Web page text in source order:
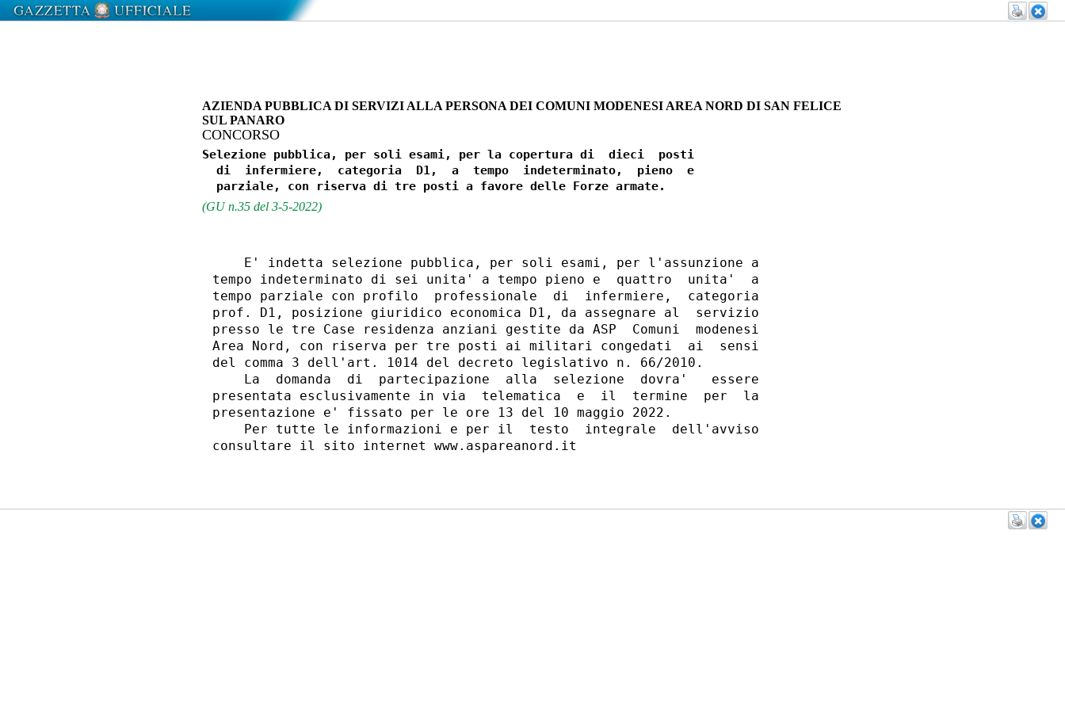
AZIENDA PUBBLICA DI SERVIZI ALLA PERSONA DEI COMUNI MODENESI AREA NORD DI SAN FELICE
SUL PANARO
CONCORSO
Selezione pubblica, per soli esami, per la copertura di  dieci  posti
  di  infermiere,  categoria  D1,  a  tempo  indeterminato,  pieno  e
(GU n.35 del 3-5-2022)
    E' indetta selezione pubblica, per soli esami, per l'assunzione a
tempo indeterminato di sei unita' a tempo pieno e  quattro  unita'  a
tempo parziale con profilo  professionale  di  infermiere,  categoria
prof. D1, posizione giuridico economica D1, da assegnare al  servizio
presso le tre Case residenza anziani gestite da ASP  Comuni  modenesi
Area Nord, con riserva per tre posti ai militari congedati  ai  sensi
del comma 3 dell'art. 1014 del decreto legislativo n. 66/2010.
    La  domanda  di  partecipazione  alla  selezione  dovra'   essere
presentata esclusivamente in via  telematica  e  il  termine  per  la
presentazione e' fissato per le ore 13 del 10 maggio 2022.
    Per tutte le informazioni e per il  testo  integrale  dell'avviso
consultare il sito internet www.aspareanord.it